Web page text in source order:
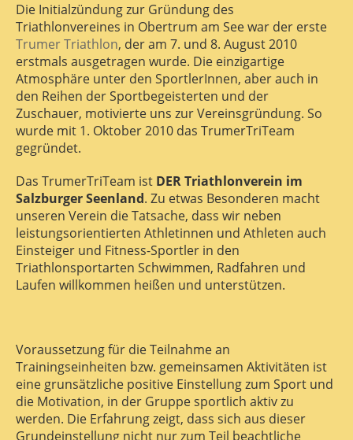
Die Initialzündung zur Gründung des
Triathlonvereines in Obertrum am See war der erste
Trumer Triathlon, der am 7. und 8. August 2010
erstmals ausgetragen wurde. Die einzigartige
Atmosphäre unter den SportlerInnen, aber auch in
den Reihen der Sportbegeisterten und der
Zuschauer, motivierte uns zur Vereinsgründung. So
wurde mit 1. Oktober 2010 das TrumerTriTeam
gegründet.
Das TrumerTriTeam ist DER Triathlonverein im
Salzburger Seenland. Zu etwas Besonderen macht
unseren Verein die Tatsache, dass wir neben
leistungsorientierten Athletinnen und Athleten auch
Einsteiger und Fitness-Sportler in den
Triathlonsportarten Schwimmen, Radfahren und
Laufen willkommen heißen und unterstützen.
Voraussetzung für die Teilnahme an
Trainingseinheiten bzw. gemeinsamen Aktivitäten ist
eine grunsätzliche positive Einstellung zum Sport und
die Motivation, in der Gruppe sportlich aktiv zu
werden. Die Erfahrung zeigt, dass sich aus dieser
Grundeinstellung nicht nur zum Teil beachtliche